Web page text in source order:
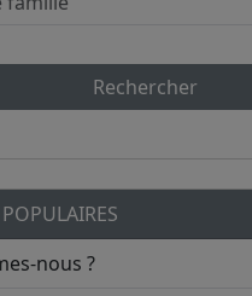
Rechercher
nous ?